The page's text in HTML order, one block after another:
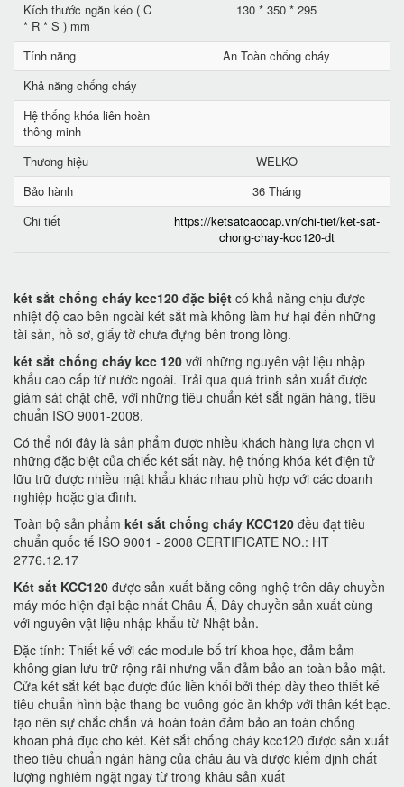
Kích thước ngăn kéo ( C
* R * S ) mm
130 * 350 * 295
Tính năng
An Toàn chống cháy
Khả năng chống cháy
Hệ thống khóa liên hoàn
thông minh
Thương hiệu
WELKO
Bảo hành
36 Tháng
Chi tiết
https://ketsatcaocap.vn/chi-tiet/ket-sat-
chong-chay-kcc120-dt
két sắt chống cháy kcc120 đặc biệt có khả năng chịu được
nhiệt độ cao bên ngoài két sắt mà không làm hư hại đến những
tài sản, hồ sơ, giấy tờ chưa đựng bên trong lòng.
két sắt chống cháy kcc 120 với những nguyên vật liệu nhập
khẩu cao cấp từ nước ngoài. Trải qua quá trình sản xuất được
giám sát chặt chẽ, với những tiêu chuẩn két sắt ngân hàng, tiêu
chuẩn ISO 9001-2008.
Có thể nói đây là sản phẩm được nhiều khách hàng lựa chọn vì
những đặc biệt của chiếc két sắt này. hệ thống khóa két điện tử
lữu trữ được nhiều mật khẩu khác nhau phù hợp với các doanh
nghiệp hoặc gia đình.
Toàn bộ sản phẩm két sắt chống cháy KCC120 đều đạt tiêu
chuẩn quốc tế ISO 9001 - 2008 CERTIFICATE NO.: HT
2776.12.17
Két sắt KCC120 được sản xuất bằng công nghệ trên dây chuyền
máy móc hiện đại bậc nhất Châu Á, Dây chuyền sản xuất cùng
với nguyên vật liệu nhập khẩu từ Nhật bản.
Đặc tính: Thiết kế với các module bố trí khoa học, đảm bảm
không gian lưu trữ rộng rãi nhưng vẫn đảm bảo an toàn bảo mật.
Cửa két sắt két bạc được đúc liền khối bởi thép dày theo thiết kế
tiêu chuẩn hình bậc thang bo vuông góc ăn khớp với thân két bạc.
tạo nên sự chắc chắn và hoàn toàn đảm bảo an toàn chống
khoan phá đục cho két. Két sắt chống cháy kcc120 được sản xuất
theo tiêu chuẩn ngân hàng của châu âu và được kiểm định chất
lượng nghiêm ngặt ngay từ trong khâu sản xuất